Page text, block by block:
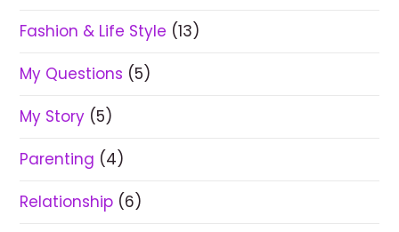
Fashion & Life Style (13)
My Questions (5)
My Story (5)
Parenting (4)
Relationship (6)